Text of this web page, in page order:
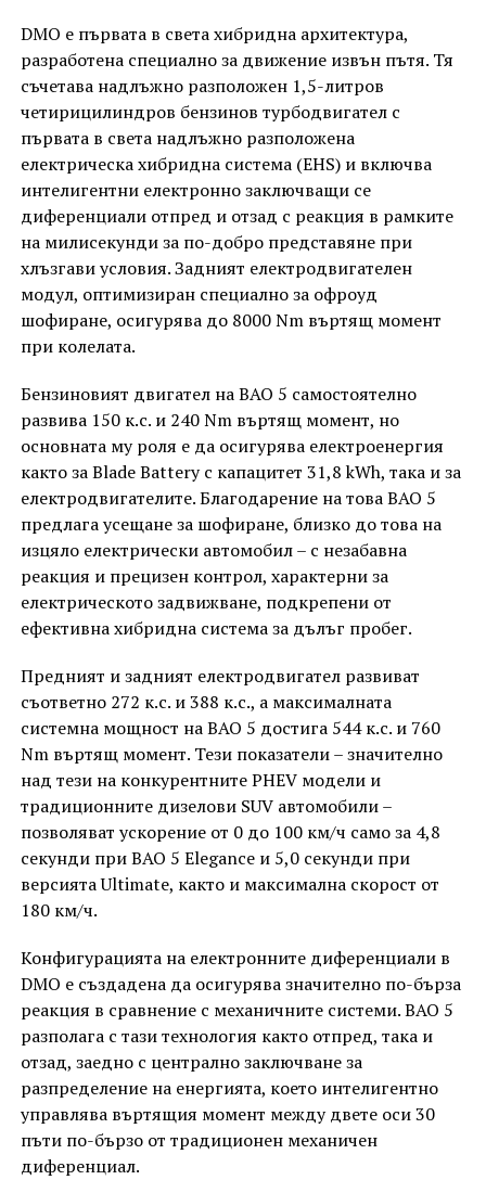
DMO е първата в света хибридна архитектура,
разработена специално за движение извън пътя. Тя
съчетава надлъжно разположен 1,5-литров
четирицилиндров бензинов турбодвигател с
първата в света надлъжно разположена
електрическа хибридна система (EHS) и включва
интелигентни електронно заключващи се
диференциали отпред и отзад с реакция в рамките
на милисекунди за по-добро представяне при
хлъзгави условия. Задният електродвигателен
модул, оптимизиран специално за офроуд
шофиране, осигурява до 8000 Nm въртящ момент
при колелата.
Бензиновият двигател на BAO 5 самостоятелно
развива 150 к.с. и 240 Nm въртящ момент, но
основната му роля е да осигурява електроенергия
както за Blade Battery с капацитет 31,8 kWh, така и за
електродвигателите. Благодарение на това BAO 5
предлага усещане за шофиране, близко до това на
изцяло електрически автомобил – с незабавна
реакция и прецизен контрол, характерни за
електрическото задвижване, подкрепени от
ефективна хибридна система за дълъг пробег.
Предният и задният електродвигател развиват
съответно 272 к.с. и 388 к.с., а максималната
системна мощност на BAO 5 достига 544 к.с. и 760
Nm въртящ момент. Тези показатели – значително
над тези на конкурентните PHEV модели и
традиционните дизелови SUV автомобили –
позволяват ускорение от 0 до 100 км/ч само за 4,8
секунди при BAO 5 Elegance и 5,0 секунди при
версията Ultimate, както и максимална скорост от
180 км/ч.
Конфигурацията на електронните диференциали в
DMO е създадена да осигурява значително по-бърза
реакция в сравнение с механичните системи. BAO 5
разполага с тази технология както отпред, така и
отзад, заедно с централно заключване за
разпределение на енергията, което интелигентно
управлява въртящия момент между двете оси 30
пъти по-бързо от традиционен механичен
диференциал.